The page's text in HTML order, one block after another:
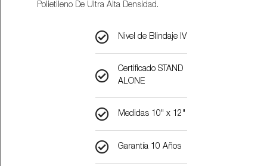
Polietileno De Ultra Alta Densidad.​
Nivel de Blindaje IV​
Certificado STAND
ALONE​
Medidas 10" x 12"​
Garantía 10 Años​